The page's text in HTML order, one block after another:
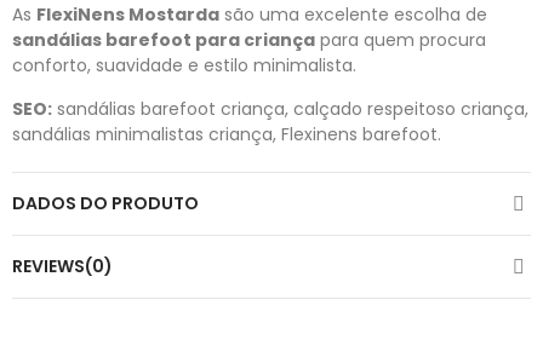
As FlexiNens Mostarda são uma excelente escolha de
sandálias barefoot para criança para quem procura
conforto, suavidade e estilo minimalista.
SEO: sandálias barefoot criança, calçado respeitoso criança,
sandálias minimalistas criança, Flexinens barefoot.
DADOS DO PRODUTO
REVIEWS(0)